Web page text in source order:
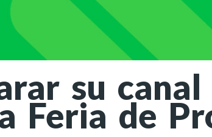
su
Feria de